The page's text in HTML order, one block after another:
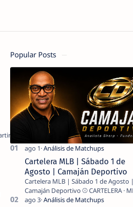
Popular Posts
Cartelera MLB | Sábado 1 de
Agosto | Camaján Deportivo
Cartelera MLB | Sábado 1 de Agosto |
Camaján Deportivo ⚾ CARTELERA · MLB